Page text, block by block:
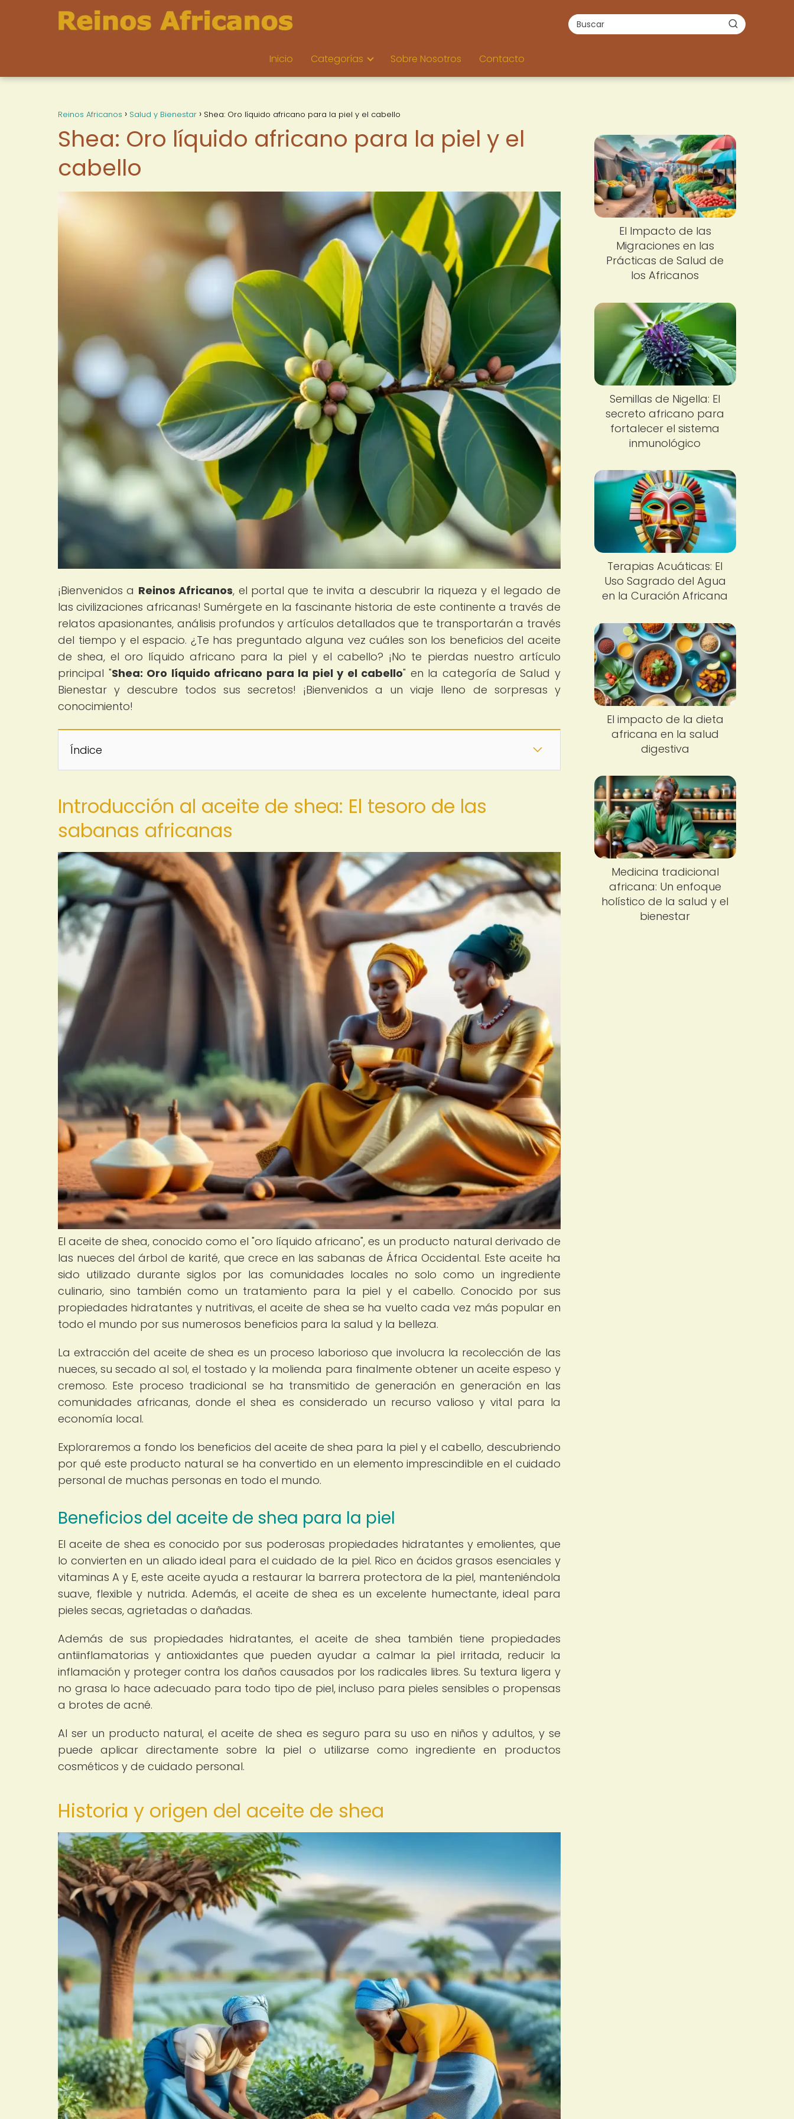
Inicio Categorías Sobre Nosotros Contacto
Reinos Africanos Salud y Bienestar Shea: Oro líquido africano para la piel y el cabello
Shea: Oro líquido africano para la piel y el
cabello
¡Bienvenidos a Reinos Africanos, el portal que te invita a descubrir la riqueza y el legado de
las civilizaciones africanas! Sumérgete en la fascinante historia de este continente a través de
relatos apasionantes, análisis profundos y artículos detallados que te transportarán a través
del tiempo y el espacio. ¿Te has preguntado alguna vez cuáles son los beneficios del aceite
de shea, el oro líquido africano para la piel y el cabello? ¡No te pierdas nuestro artículo
principal "Shea: Oro líquido africano para la piel y el cabello" en la categoría de Salud y
Bienestar y descubre todos sus secretos! ¡Bienvenidos a un viaje lleno de sorpresas y
conocimiento!
Índice
Introducción al aceite de shea: El tesoro de las
sabanas africanas
El aceite de shea, conocido como el "oro líquido africano", es un producto natural derivado de
las nueces del árbol de karité, que crece en las sabanas de África Occidental. Este aceite ha
sido utilizado durante siglos por las comunidades locales no solo como un ingrediente
culinario, sino también como un tratamiento para la piel y el cabello. Conocido por sus
propiedades hidratantes y nutritivas, el aceite de shea se ha vuelto cada vez más popular en
todo el mundo por sus numerosos beneficios para la salud y la belleza.
La extracción del aceite de shea es un proceso laborioso que involucra la recolección de las
nueces, su secado al sol, el tostado y la molienda para finalmente obtener un aceite espeso y
cremoso. Este proceso tradicional se ha transmitido de generación en generación en las
comunidades africanas, donde el shea es considerado un recurso valioso y vital para la
economía local.
Exploraremos a fondo los beneficios del aceite de shea para la piel y el cabello, descubriendo
por qué este producto natural se ha convertido en un elemento imprescindible en el cuidado
personal de muchas personas en todo el mundo.
Beneficios del aceite de shea para la piel
El aceite de shea es conocido por sus poderosas propiedades hidratantes y emolientes, que
lo convierten en un aliado ideal para el cuidado de la piel. Rico en ácidos grasos esenciales y
vitaminas A y E, este aceite ayuda a restaurar la barrera protectora de la piel, manteniéndola
suave, flexible y nutrida. Además, el aceite de shea es un excelente humectante, ideal para
pieles secas, agrietadas o dañadas.
Además de sus propiedades hidratantes, el aceite de shea también tiene propiedades
antiinflamatorias y antioxidantes que pueden ayudar a calmar la piel irritada, reducir la
inflamación y proteger contra los daños causados por los radicales libres. Su textura ligera y
no grasa lo hace adecuado para todo tipo de piel, incluso para pieles sensibles o propensas
a brotes de acné.
Al ser un producto natural, el aceite de shea es seguro para su uso en niños y adultos, y se
puede aplicar directamente sobre la piel o utilizarse como ingrediente en productos
cosméticos y de cuidado personal.
Historia y origen del aceite de shea
El Impacto de las
Migraciones en las
Prácticas de Salud de
los Africanos
Semillas de Nigella: El
secreto africano para
fortalecer el sistema
inmunológico
Terapias Acuáticas: El
Uso Sagrado del Agua
en la Curación Africana
El impacto de la dieta
africana en la salud
digestiva
Medicina tradicional
africana: Un enfoque
holístico de la salud y el
bienestar